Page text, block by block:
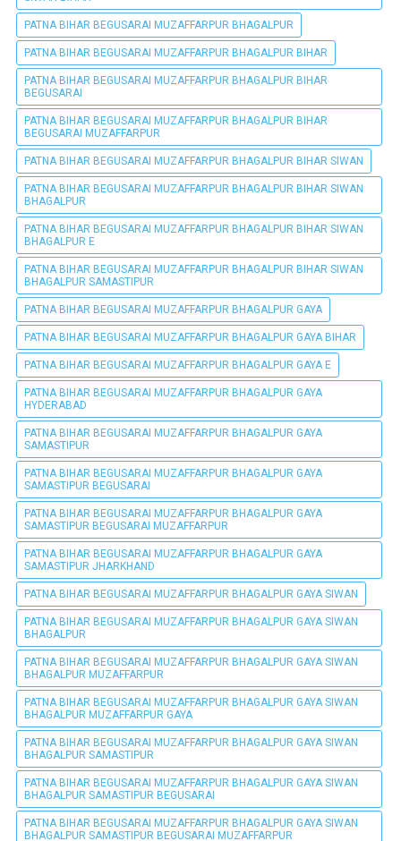
PATNA BIHAR BEGUSARAI MUZAFFARPUR BHAGALPUR
PATNA BIHAR BEGUSARAI MUZAFFARPUR BHAGALPUR BIHAR
PATNA BIHAR BEGUSARAI MUZAFFARPUR BHAGALPUR BIHAR
BEGUSARAI
PATNA BIHAR BEGUSARAI MUZAFFARPUR BHAGALPUR BIHAR
BEGUSARAI MUZAFFARPUR
PATNA BIHAR BEGUSARAI MUZAFFARPUR BHAGALPUR BIHAR SIWAN
PATNA BIHAR BEGUSARAI MUZAFFARPUR BHAGALPUR BIHAR SIWAN
BHAGALPUR
PATNA BIHAR BEGUSARAI MUZAFFARPUR BHAGALPUR BIHAR SIWAN
BHAGALPUR E
PATNA BIHAR BEGUSARAI MUZAFFARPUR BHAGALPUR BIHAR SIWAN
BHAGALPUR SAMASTIPUR
PATNA BIHAR BEGUSARAI MUZAFFARPUR BHAGALPUR GAYA
PATNA BIHAR BEGUSARAI MUZAFFARPUR BHAGALPUR GAYA BIHAR
PATNA BIHAR BEGUSARAI MUZAFFARPUR BHAGALPUR GAYA E
PATNA BIHAR BEGUSARAI MUZAFFARPUR BHAGALPUR GAYA
HYDERABAD
PATNA BIHAR BEGUSARAI MUZAFFARPUR BHAGALPUR GAYA
SAMASTIPUR
PATNA BIHAR BEGUSARAI MUZAFFARPUR BHAGALPUR GAYA
SAMASTIPUR BEGUSARAI
PATNA BIHAR BEGUSARAI MUZAFFARPUR BHAGALPUR GAYA
SAMASTIPUR BEGUSARAI MUZAFFARPUR
PATNA BIHAR BEGUSARAI MUZAFFARPUR BHAGALPUR GAYA
SAMASTIPUR JHARKHAND
PATNA BIHAR BEGUSARAI MUZAFFARPUR BHAGALPUR GAYA SIWAN
PATNA BIHAR BEGUSARAI MUZAFFARPUR BHAGALPUR GAYA SIWAN
BHAGALPUR
PATNA BIHAR BEGUSARAI MUZAFFARPUR BHAGALPUR GAYA SIWAN
BHAGALPUR MUZAFFARPUR
PATNA BIHAR BEGUSARAI MUZAFFARPUR BHAGALPUR GAYA SIWAN
BHAGALPUR MUZAFFARPUR GAYA
PATNA BIHAR BEGUSARAI MUZAFFARPUR BHAGALPUR GAYA SIWAN
BHAGALPUR SAMASTIPUR
PATNA BIHAR BEGUSARAI MUZAFFARPUR BHAGALPUR GAYA SIWAN
BHAGALPUR SAMASTIPUR BEGUSARAI
PATNA BIHAR BEGUSARAI MUZAFFARPUR BHAGALPUR GAYA SIWAN
BHAGALPUR SAMASTIPUR BEGUSARAI MUZAFFARPUR